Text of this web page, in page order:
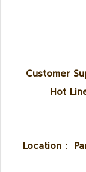
Customer
Hot
Location :